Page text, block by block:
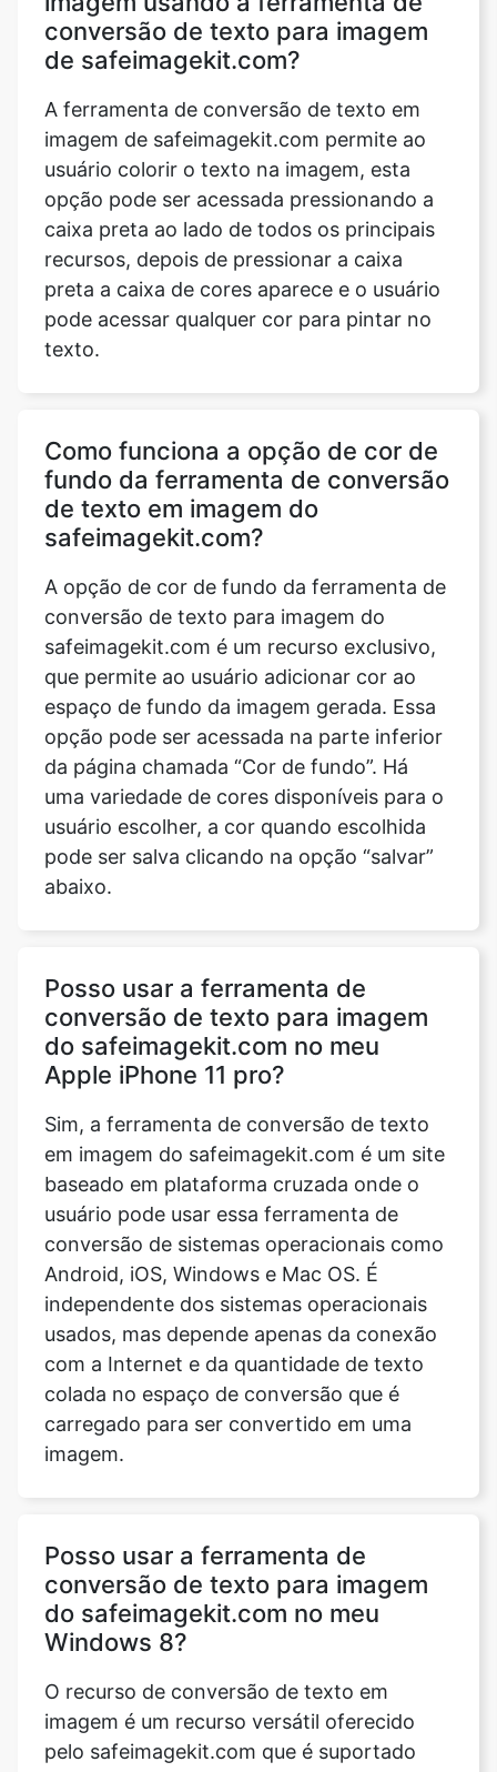
Copy Link
conversão de texto para imagem
de safeimagekit.com?
A ferramenta de conversão de texto em
imagem de safeimagekit.com permite ao
usuário colorir o texto na imagem, esta
opção pode ser acessada pressionando a
caixa preta ao lado de todos os principais
recursos, depois de pressionar a caixa
preta a caixa de cores aparece e o usuário
pode acessar qualquer cor para pintar no
texto.
Como funciona a opção de cor de
fundo da ferramenta de conversão
de texto em imagem do
safeimagekit.com?
A opção de cor de fundo da ferramenta de
conversão de texto para imagem do
safeimagekit.com é um recurso exclusivo,
que permite ao usuário adicionar cor ao
espaço de fundo da imagem gerada. Essa
opção pode ser acessada na parte inferior
da página chamada “Cor de fundo”. Há
uma variedade de cores disponíveis para o
usuário escolher, a cor quando escolhida
pode ser salva clicando na opção “salvar”
abaixo.
Posso usar a ferramenta de
conversão de texto para imagem
do safeimagekit.com no meu
Apple iPhone 11 pro?
Sim, a ferramenta de conversão de texto
em imagem do safeimagekit.com é um site
baseado em plataforma cruzada onde o
usuário pode usar essa ferramenta de
conversão de sistemas operacionais como
Android, iOS, Windows e Mac OS. É
independente dos sistemas operacionais
usados, mas depende apenas da conexão
com a Internet e da quantidade de texto
colada no espaço de conversão que é
carregado para ser convertido em uma
imagem.
Posso usar a ferramenta de
conversão de texto para imagem
do safeimagekit.com no meu
Windows 8?
O recurso de conversão de texto em
imagem é um recurso versátil oferecido
pelo safeimagekit.com que é suportado